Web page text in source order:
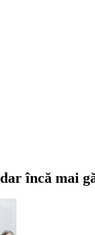
dar încă mai